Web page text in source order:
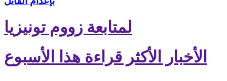
لمتابعة زووم تونيزيا
الأخبار الأكثر قراءة هذا الأسبوع